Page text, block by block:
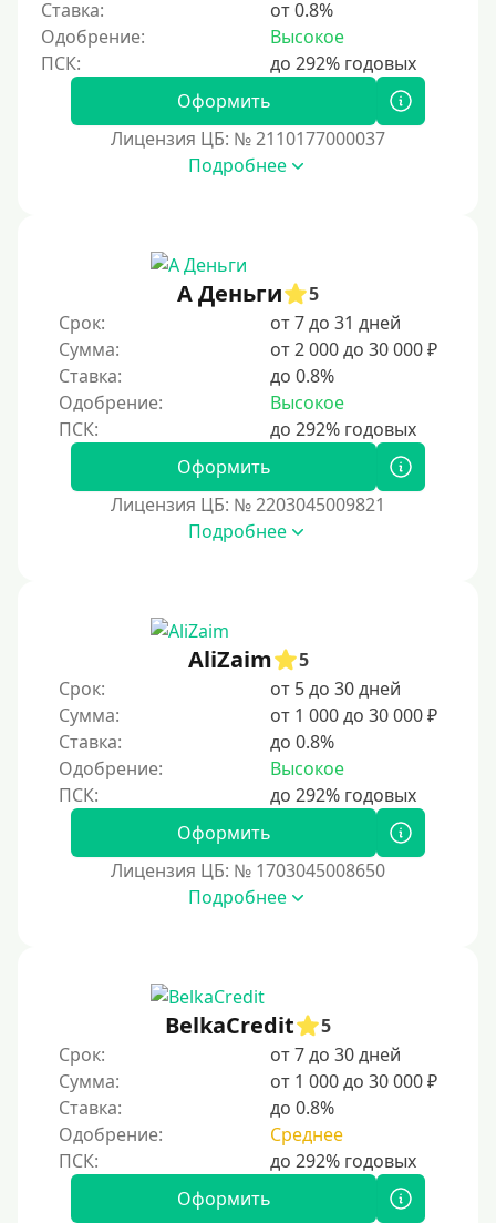
Ставка:
от 0.8%
Одобрение:
Высокое
Оформить
Лицензия ЦБ: № 2110177000037
Подробнее
А Деньги
5
Срок:
от 7 до 31 дней
Сумма:
от 2 000 до 30 000 ₽
Ставка:
до 0.8%
Одобрение:
Высокое
Оформить
Лицензия ЦБ: № 2203045009821
Подробнее
AliZaim
5
Срок:
от 5 до 30 дней
Сумма:
от 1 000 до 30 000 ₽
Ставка:
до 0.8%
Одобрение:
Высокое
Оформить
Лицензия ЦБ: № 1703045008650
Подробнее
BelkaCredit
5
Срок:
от 7 до 30 дней
Сумма:
от 1 000 до 30 000 ₽
Ставка:
до 0.8%
Одобрение:
Среднее
Оформить